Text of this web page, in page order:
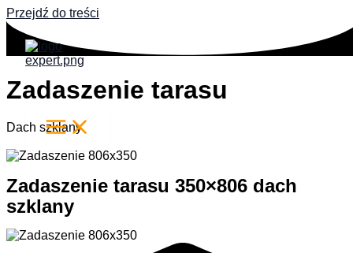
Przejdź do treści
Zadaszenie tarasu
Dach szklany
Zadaszenie tarasu 350×806 dach
szklany